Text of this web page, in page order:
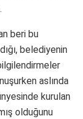
beri bu
belediyenin
aslında
kurulan
olduğunu